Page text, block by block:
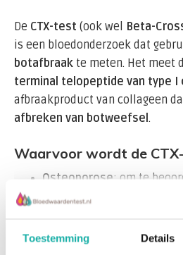
Toestemming Details
De CTX-test (ook wel Beta-
is een bloedonderzoek dat
botafbraak te meten. Het meet
terminal telopeptide van type I
afbraakproduct van collageen
afbreken van botweefsel.
Waarvoor wordt de
Osteoporose: om te
botafbraakproces is.
Evaluatie van behandeling